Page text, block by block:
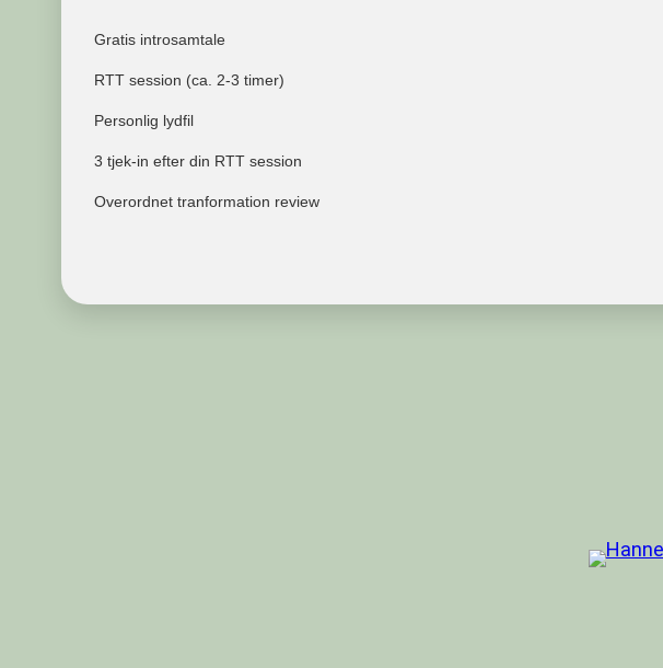
Gratis introsamtale
RTT session (ca. 2-3 timer)
Personlig lydfil
3 tjek-in efter din RTT session
Overordnet tranformation review